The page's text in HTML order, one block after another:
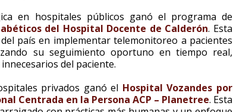
en hospitales públicos ganó el programa de
del Hospital Docente de Calderón. Esta
país en implementar telemonitoreo a pacientes
su seguimiento oportuno en tiempo real,
del paciente.
privados ganó el Hospital Vozandes por
Centrada en la Persona ACP – Planetree. Esta